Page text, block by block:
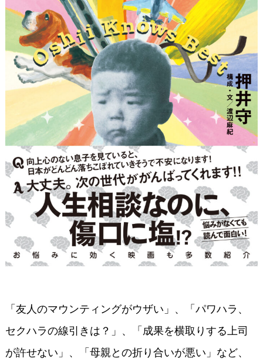
「友人のマウンティングがウザい」、「パワハラ、
セクハラの線引きは？」、「成果を横取りする上司
が許せない」、「母親との折り合いが悪い」など、